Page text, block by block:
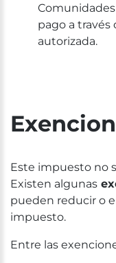
pago a través
autorizada.
Este impuesto no
Existen algunas
pueden reducir o
impuesto.
Entre las